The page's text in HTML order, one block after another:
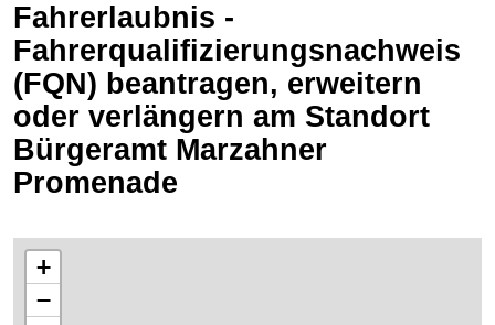
Fahrerlaubnis -
Fahrerqualifizierungsnachweis
(FQN) beantragen, erweitern
oder verlängern am Standort
Bürgeramt Marzahner
Promenade
+
−